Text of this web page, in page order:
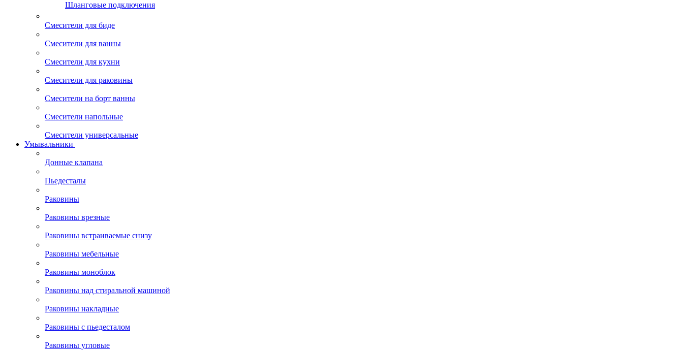
Шланговые подключения
Смесители для биде
Смесители для ванны
Смесители для кухни
Смесители для раковины
Смесители на борт ванны
Смесители напольные
Смесители универсальные
Умывальники
Донные клапана
Пьедесталы
Раковины
Раковины врезные
Раковины встраиваемые снизу
Раковины мебельные
Раковины моноблок
Раковины над стиральной машиной
Раковины накладные
Раковины с пьедесталом
Раковины угловые